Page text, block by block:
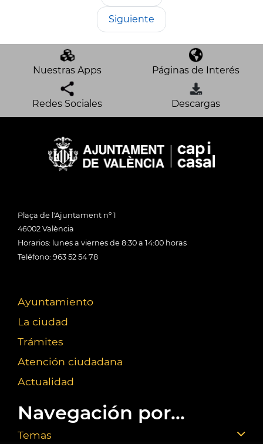
Siguiente
Nuestras Apps Páginas de Interés
Redes Sociales Descargas
Plaça de l'Ajuntament nº 1
46002 València
Horarios: lunes a viernes de 8:30 a 14:00 horas
Teléfono: 963 52 54 78
Ayuntamiento
La ciudad
Trámites
Atención ciudadana
Actualidad
Navegación por...
Temas